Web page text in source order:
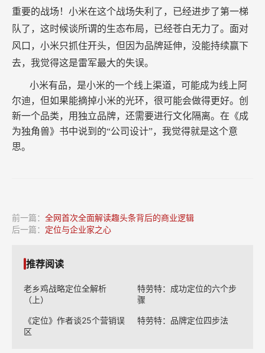
重要的战场！小米在这个战场失利了，已经进步了第一梯
队了，这时候谈所谓的生态布局，已经苍白无力了。面对
风口，小米只抓住开头，但因为品牌延伸，没能持续赢下
去，我觉得这是雷军最大的失误。
小米有品，是小米的一个线上渠道，可能成为线上阿
尔迪，但如果能摘掉小米的光环，很可能会做得更好。创
新一个品类，用独立品牌，还需要进行文化隔离。在《成
为独角兽》书中说到的“公司设计”，我觉得就是这个意
思。
前一篇： 全网首次全面解读趣头条背后的商业逻辑
后一篇： 定位与企业家之心
推荐阅读
老乡鸡战略定位全解析
（上）
特劳特：成功定位的六个步
骤
《定位》作者谈25个营销误
区
特劳特：品牌定位四步法